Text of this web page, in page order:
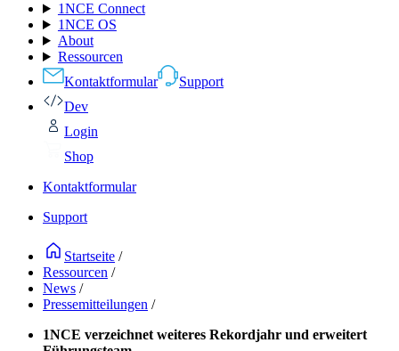
1NCE Connect
1NCE OS
About
Ressourcen
Kontaktformular
Support
Dev
Login
Shop
Kontaktformular
Support
Startseite /
Ressourcen /
News /
Pressemitteilungen /
1NCE verzeichnet weiteres Rekordjahr und erweitert